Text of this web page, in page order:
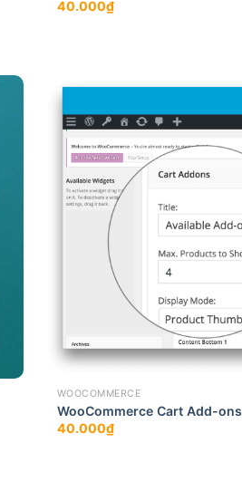
40.000₫
WOOCOMMERCE
WooCommerce Cart Add-ons
40.000₫